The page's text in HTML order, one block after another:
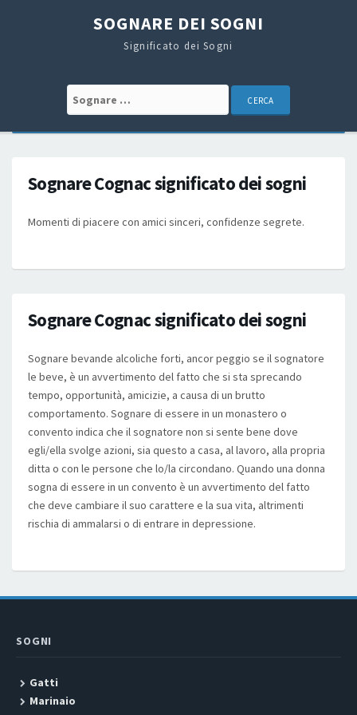
SOGNARE DEI SOGNI
Significato dei Sogni
Search for:
Sognare Cognac significato dei sogni
Momenti di piacere con amici sinceri, confidenze segrete.
Sognare Cognac significato dei sogni
Sognare bevande alcoliche forti, ancor peggio se il sognatore
le beve, è un avvertimento del fatto che si sta sprecando
tempo, opportunità, amicizie, a causa di un brutto
comportamento. Sognare di essere in un monastero o
convento indica che il sognatore non si sente bene dove
egli/ella svolge azioni, sia questo a casa, al lavoro, alla propria
ditta o con le persone che lo/la circondano. Quando una donna
sogna di essere in un convento è un avvertimento del fatto
che deve cambiare il suo carattere e la sua vita, altrimenti
rischia di ammalarsi o di entrare in depressione.
SOGNI
Gatti
Marinaio